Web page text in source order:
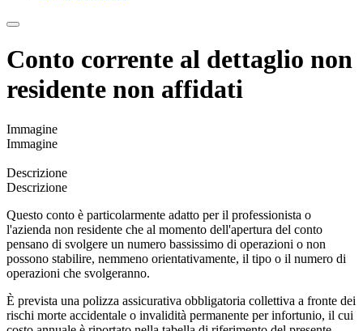
Conto corrente al dettaglio non
residente non affidati
Immagine
Immagine
Descrizione
Descrizione
Questo conto è particolarmente adatto per il professionista o
l'azienda non residente che al momento dell'apertura del conto
pensano di svolgere un numero bassissimo di operazioni o non
possono stabilire, nemmeno orientativamente, il tipo o il numero di
operazioni che svolgeranno.
È prevista una polizza assicurativa obbligatoria collettiva a fronte dei
rischi morte accidentale o invalidità permanente per infortunio, il cui